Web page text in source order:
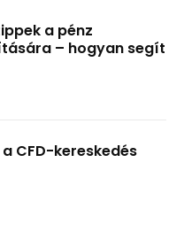
a pénz
– hogyan segít
CFD-kereskedés